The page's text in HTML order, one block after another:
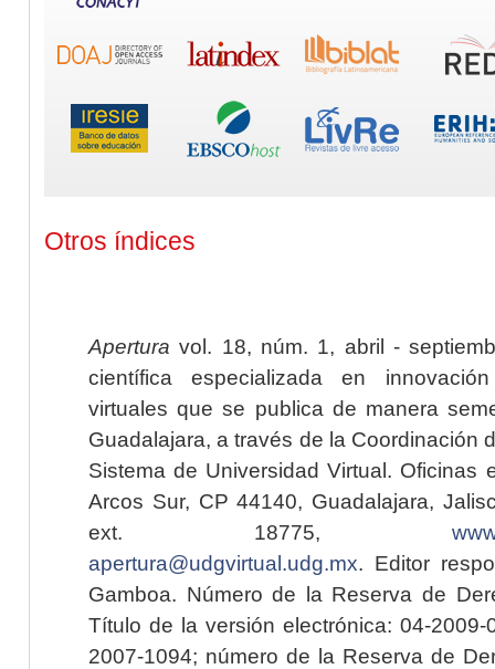
Otros índices
Apertura vol. 18, núm. 1, abril -
científica especializada en
virtuales que se publica de manera
Guadalajara, a través de la Coordinación
Sistema de Universidad Virtual. Oficinas
Arcos Sur, CP 44140, Guadalajara,
ext. 18775,
apertura@udgvirtual.udg.mx. Editor
Gamboa. Número de la Reserva de
Título de la versión electrónica: 04-2009-
2007-1094; número de la Reserva de